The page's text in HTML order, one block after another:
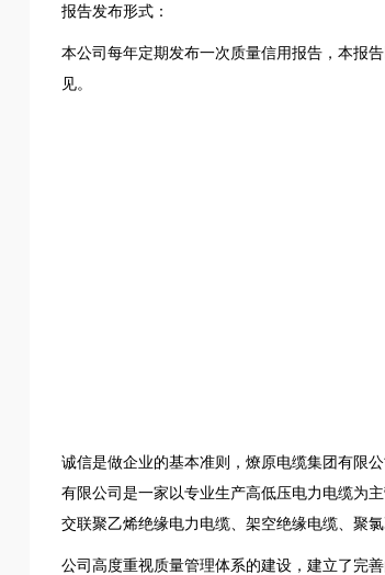
报告发布形式：
本公司每年定期发布一次质量信用报告，本报
见。
诚信是做企业的基本准则，燎原电缆集团有限
有限公司是一家以专业生产高低压电力电缆为
交联聚乙烯绝缘电力电缆、架空绝缘电缆、聚
公司高度重视质量管理体系的建设，建立了完